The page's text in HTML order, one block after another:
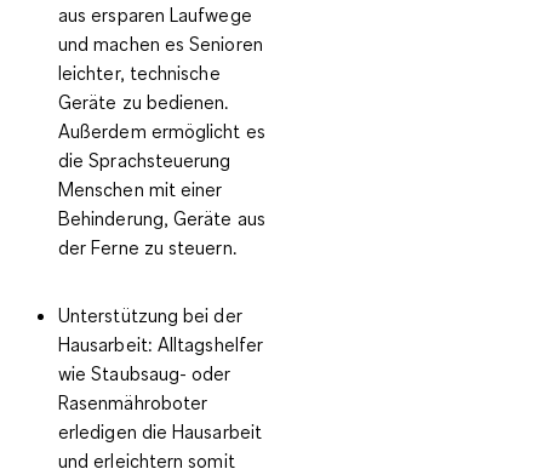
aus ersparen Laufwege
und machen es Senioren
leichter, technische
Geräte zu bedienen.
Außerdem ermöglicht es
die Sprachsteuerung
Menschen mit einer
Behinderung, Geräte aus
der Ferne zu steuern.
Unterstützung bei der
Hausarbeit: Alltagshelfer
wie Staubsaug- oder
Rasenmähroboter
erledigen die Hausarbeit
und erleichtern somit